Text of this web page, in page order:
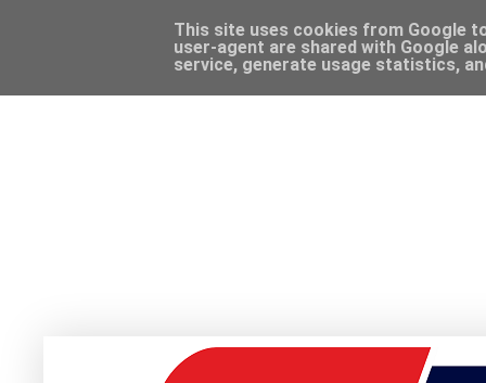
This site uses cookies from Google
user-agent are shared with Google
service, generate usage statistics,